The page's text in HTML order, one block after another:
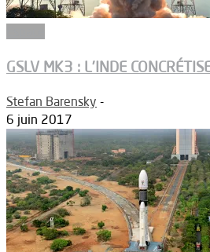
GSLV MK3 : L’INDE
Stefan Barensky -
6 juin 2017